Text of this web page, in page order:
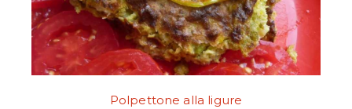
Polpettone alla ligure